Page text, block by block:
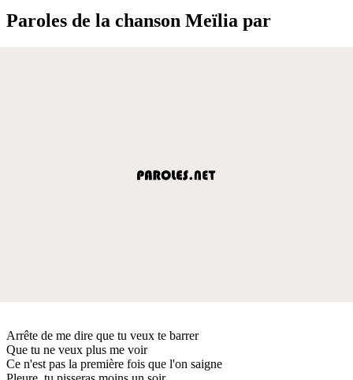
Paroles de la chanson Meïlia par
Arrête de me dire que tu veux te barrer
Que tu ne veux plus me voir
Ce n'est pas la première fois que l'on saigne